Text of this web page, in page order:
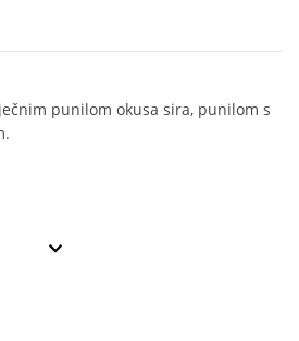
punilom okusa sira, punilom s